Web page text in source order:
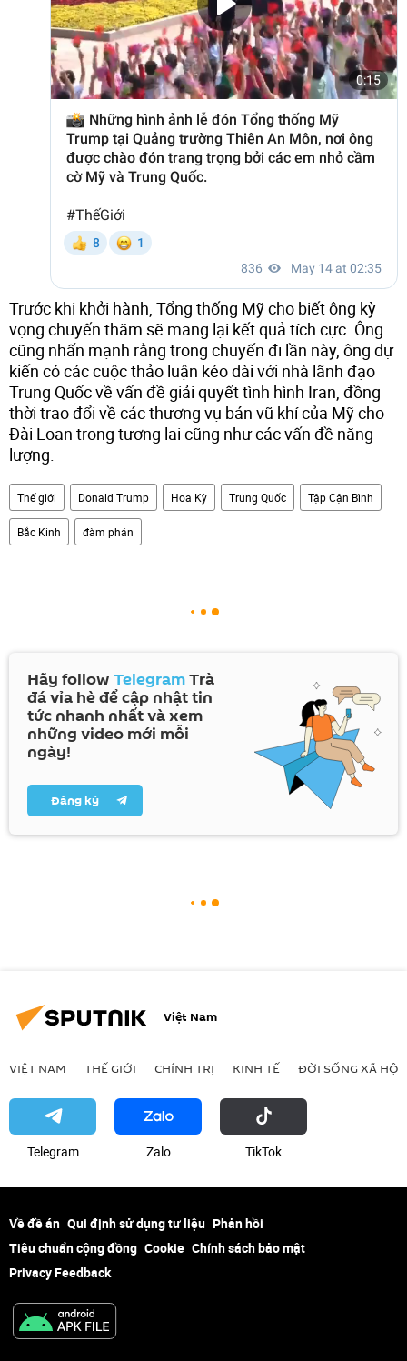
Trước khi khởi hành, Tổng thống Mỹ cho biết ông kỳ
vọng chuyến thăm sẽ mang lại kết quả tích cực. Ông
cũng nhấn mạnh rằng trong chuyến đi lần này, ông dự
kiến có các cuộc thảo luận kéo dài với nhà lãnh đạo
Trung Quốc về vấn đề giải quyết tình hình Iran, đồng
thời trao đổi về các thương vụ bán vũ khí của Mỹ cho
Đài Loan trong tương lai cũng như các vấn đề năng
lượng.
Thế giới Donald Trump Hoa Kỳ Trung Quốc Tập Cận Bình
Bắc Kinh đàm phán
Hãy follow TelegramTrà
đá vỉa hè để cập nhật tin
tức nhanh nhất và xem
những video mới mỗi
ngày!
Đăng ký
Việt Nam
VIỆT NAM THẾ GIỚI CHÍNH TRỊ KINH TẾ ĐỜI SỐNG XÃ HỘI
Telegram Zalo ТikТоk
Về đề án Qui định sử dụng tư liệu Phản hồi
Tiêu chuẩn cộng đồng Cookie Chính sách bảo mật
Privacy Feedback